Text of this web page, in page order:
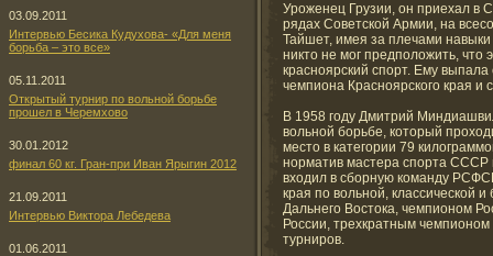
03.09.2011
Интервью Бесика Кудухова- «Для меня
борьба – это все»
05.11.2011
Открытый турнир по вольной борьбе
прошел в Черемхово
30.01.2012
финал 60 кг. Гран-при Иван Ярыгин 2012
21.09.2011
Интервью Виктора Лебедева
01.06.2011
Уроженец Грузии, он приехал в
рядах Советской Армии, на
Тайшет, имея за плечами навыки
никто не мог предположить, что
красноярский спорт. Ему
чемпиона Красноярского края и
В 1958 году Дмитрий
вольной борьбе, который
место в категории 79
норматив мастера спорта
входил в сборную команду
края по вольной, классической
Дальнего Востока, чемпионом
России, трехкратным
турниров.